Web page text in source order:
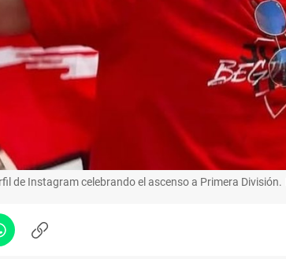
de Instagram celebrando el ascenso a Primera División.
Copiar